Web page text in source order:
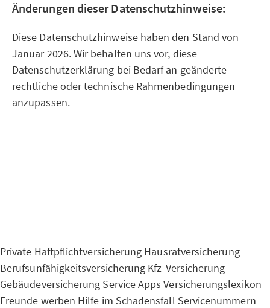
Änderungen dieser Datenschutzhinweise:
Diese Datenschutzhinweise haben den Stand von
Januar 2026. Wir behalten uns vor, diese
Datenschutzerklärung bei Bedarf an geänderte
rechtliche oder technische Rahmenbedingungen
anzupassen.
Private Haftpflichtversicherung Hausratversicherung
Berufsunfähigkeitsversicherung Kfz-Versicherung
Gebäudeversicherung Service Apps Versicherungslexikon
Freunde werben Hilfe im Schadensfall Servicenummern